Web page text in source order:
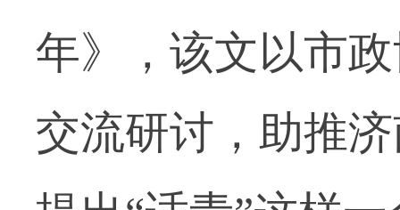
年》，该文以市
交流研讨，助推